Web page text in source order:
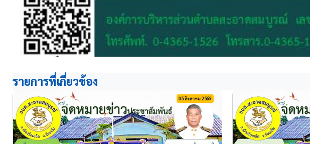
รายการที่เกี่ยวข้อง
05 สิงหาคม 2569